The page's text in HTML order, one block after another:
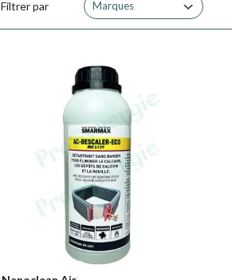
Filtrer par Marques